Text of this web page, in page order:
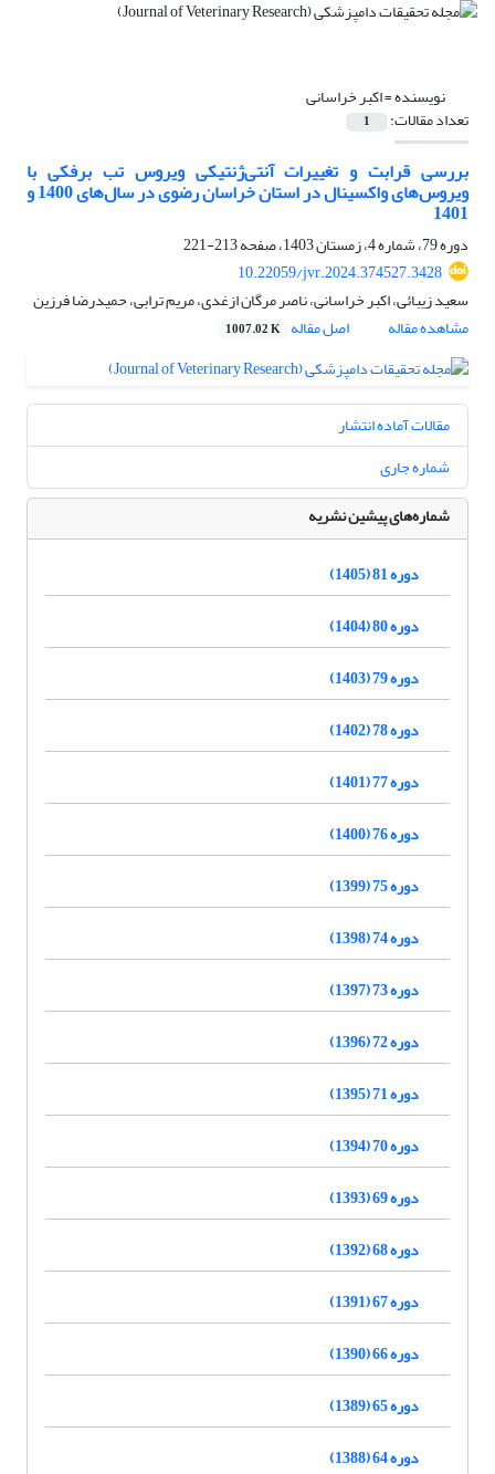
نویسنده =اکبر خراسانی
تعداد مقالات: 1
بررسی قرابت و تغییرات آنتی‌ژنتیکی ویروس تب برفکی با
ویروس‌های واکسینال در استان خراسان رضوی در سال‌های 1400 و
1401
دوره 79، شماره 4، زمستان 1403، صفحه
213-221
10.22059/jvr.2024.374527.3428
سعید زیبائی، اکبر خراسانی، ناصر مرگان ازغدی، مریم ترابی، حمیدرضا فرزین
مشاهده مقاله
اصل مقاله 1007.02 K
مقالات آماده انتشار
شماره جاری
شماره‌های پیشین نشریه
دوره 81 (1405)
دوره 80 (1404)
دوره 79 (1403)
دوره 78 (1402)
دوره 77 (1401)
دوره 76 (1400)
دوره 75 (1399)
دوره 74 (1398)
دوره 73 (1397)
دوره 72 (1396)
دوره 71 (1395)
دوره 70 (1394)
دوره 69 (1393)
دوره 68 (1392)
دوره 67 (1391)
دوره 66 (1390)
دوره 65 (1389)
دوره 64 (1388)